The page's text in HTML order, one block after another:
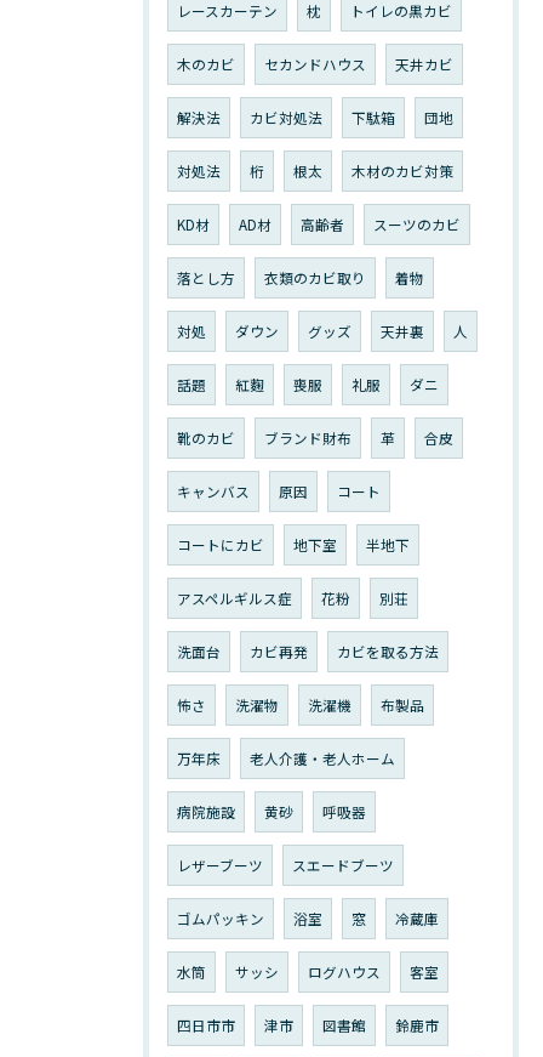
レースカーテン 枕 トイレの黒カビ
木のカビ セカンドハウス 天井カビ
解決法 カビ対処法 下駄箱 団地
対処法 桁 根太 木材のカビ対策
KD材 AD材 高齢者 スーツのカビ
落とし方 衣類のカビ取り 着物
対処 ダウン グッズ 天井裏 人
話題 紅麴 喪服 礼服 ダニ
靴のカビ ブランド財布 革 合皮
キャンバス 原因 コート
コートにカビ 地下室 半地下
アスペルギルス症 花粉 別荘
洗面台 カビ再発 カビを取る方法
怖さ 洗濯物 洗濯機 布製品
万年床 老人介護・老人ホーム
病院施設 黄砂 呼吸器
レザーブーツ スエードブーツ
ゴムパッキン 浴室 窓 冷蔵庫
水筒 サッシ ログハウス 客室
四日市市 津市 図書館 鈴鹿市